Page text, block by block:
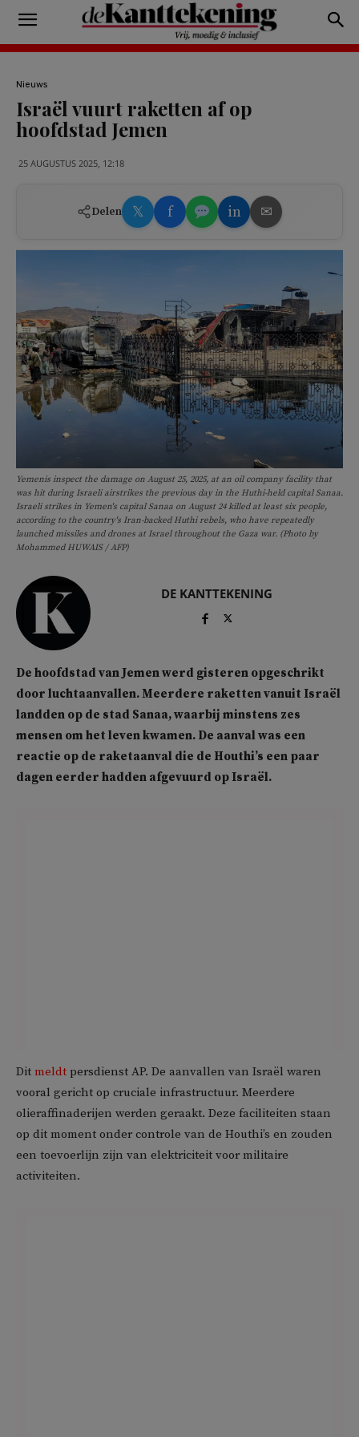
Nieuws
Israël vuurt raketten af op
hoofdstad Jemen
25 AUGUSTUS 2025, 12:18
Delen 𝕏 f in ✉
Yemenis inspect the damage on August 25, 2025, at an oil company facility that
was hit during Israeli airstrikes the previous day in the Huthi-held capital Sanaa.
Israeli strikes in Yemen's capital Sanaa on August 24 killed at least six people,
according to the country's Iran-backed Huthi rebels, who have repeatedly
launched missiles and drones at Israel throughout the Gaza war. (Photo by
Mohammed HUWAIS / AFP)
DE KANTTEKENING
De hoofdstad van Jemen werd gisteren opgeschrikt
door luchtaanvallen. Meerdere raketten vanuit Israël
landden op de stad Sanaa, waarbij minstens zes
mensen om het leven kwamen. De aanval was een
reactie op de raketaanval die de Houthi’s een paar
dagen eerder hadden afgevuurd op Israël.
Dit meldt persdienst AP. De aanvallen van Israël waren
vooral gericht op cruciale infrastructuur. Meerdere
olieraffinaderijen werden geraakt. Deze faciliteiten staan
op dit moment onder controle van de Houthi’s en zouden
een toevoerlijn zijn van elektriciteit voor militaire
activiteiten.